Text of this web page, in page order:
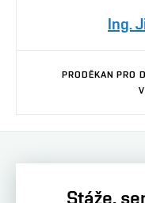
Ing.
PRODĚKAN PRO
Stáže,